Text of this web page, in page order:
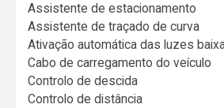
Assistente de estacionamento
Assistente de traçado de curva
Ativação automática das luzes
Cabo de carregamento do veículo
Controlo de descida
Controlo de distância